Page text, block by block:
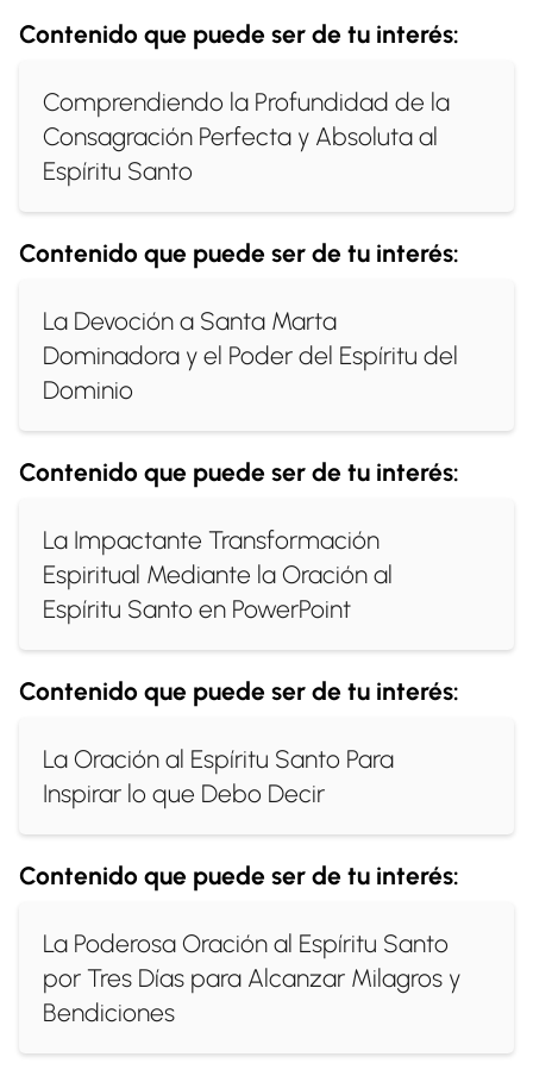
Contenido que puede ser de tu interés:
Comprendiendo la Profundidad de la
Consagración Perfecta y Absoluta al
Espíritu Santo
Contenido que puede ser de tu interés:
La Devoción a Santa Marta
Dominadora y el Poder del Espíritu del
Dominio
Contenido que puede ser de tu interés:
La Impactante Transformación
Espiritual Mediante la Oración al
Espíritu Santo en PowerPoint
Contenido que puede ser de tu interés:
La Oración al Espíritu Santo Para
Inspirar lo que Debo Decir
Contenido que puede ser de tu interés:
La Poderosa Oración al Espíritu Santo
por Tres Días para Alcanzar Milagros y
Bendiciones